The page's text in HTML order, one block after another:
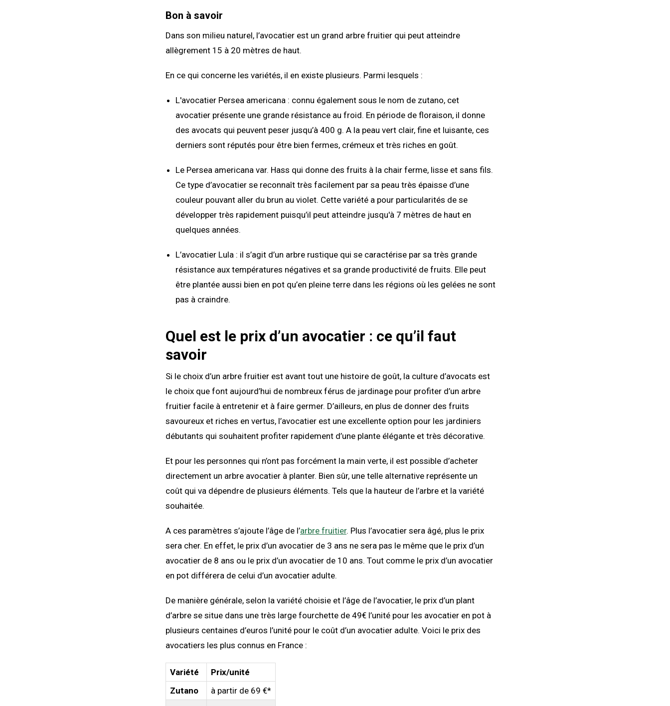
Bon à savoir
Dans son milieu naturel, l’avocatier est un grand arbre fruitier qui peut atteindre
allègrement 15 à 20 mètres de haut.
En ce qui concerne les variétés, il en existe plusieurs. Parmi lesquels :
L'avocatier Persea americana : connu également sous le nom de zutano, cet
avocatier présente une grande résistance au froid. En période de floraison, il donne
des avocats qui peuvent peser jusqu’à 400 g. A la peau vert clair, fine et luisante, ces
derniers sont réputés pour être bien fermes, crémeux et très riches en goût.
Le Persea americana var. Hass qui donne des fruits à la chair ferme, lisse et sans fils.
Ce type d’avocatier se reconnaît très facilement par sa peau très épaisse d’une
couleur pouvant aller du brun au violet. Cette variété a pour particularités de se
développer très rapidement puisqu’il peut atteindre jusqu'à 7 mètres de haut en
quelques années.
L’avocatier Lula : il s’agit d’un arbre rustique qui se caractérise par sa très grande
résistance aux températures négatives et sa grande productivité de fruits. Elle peut
être plantée aussi bien en pot qu’en pleine terre dans les régions où les gelées ne sont
pas à craindre.
Quel est le prix d’un avocatier : ce qu’il faut
savoir
Si le choix d’un arbre fruitier est avant tout une histoire de goût, la culture d’avocats est
le choix que font aujourd’hui de nombreux férus de jardinage pour profiter d’un arbre
fruitier facile à entretenir et à faire germer. D’ailleurs, en plus de donner des fruits
savoureux et riches en vertus, l’avocatier est une excellente option pour les jardiniers
débutants qui souhaitent profiter rapidement d’une plante élégante et très décorative.
Et pour les personnes qui n’ont pas forcément la main verte, il est possible d’acheter
directement un arbre avocatier à planter. Bien sûr, une telle alternative représente un
coût qui va dépendre de plusieurs éléments. Tels que la hauteur de l’arbre et la variété
souhaitée.
A ces paramètres s’ajoute l’âge de l’arbre fruitier. Plus l’avocatier sera âgé, plus le prix
sera cher. En effet, le prix d’un avocatier de 3 ans ne sera pas le même que le prix d’un
avocatier de 8 ans ou le prix d’un avocatier de 10 ans. Tout comme le prix d’un avocatier
en pot différera de celui d’un avocatier adulte.
De manière générale, selon la variété choisie et l’âge de l’avocatier, le prix d’un plant
d’arbre se situe dans une très large fourchette de 49€ l’unité pour les avocatier en pot à
plusieurs centaines d’euros l’unité pour le coût d’un avocatier adulte. Voici le prix des
avocatiers les plus connus en France :
Variété
Prix/unité
Zutano
à partir de 69 €*